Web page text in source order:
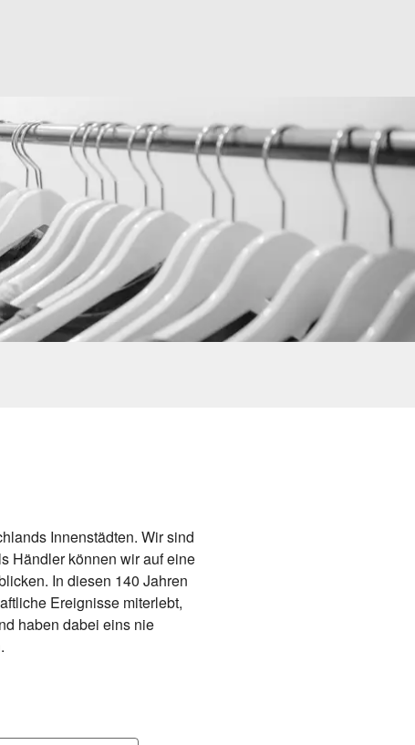
Innenstädten. Wir sind
Händler können wir auf eine
In diesen 140 Jahren
Ereignisse miterlebt,
haben dabei eins nie